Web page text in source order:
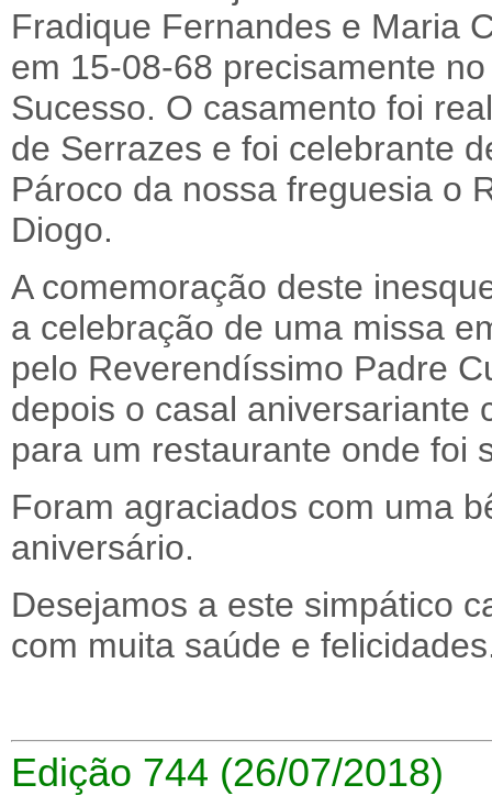
Fradique Fernandes e Maria
em 15-08-68 precisamente
Sucesso. O casamento foi
de Serrazes e foi celebrante
Pároco da nossa freguesia o
Diogo.
A comemoração deste
a celebração de uma missa
pelo Reverendíssimo Padre
depois o casal aniversariante
para um restaurante onde foi
Foram agraciados com uma
aniversário.
Desejamos a este simpático
com muita saúde e
Edição 744 (26/07/2018)